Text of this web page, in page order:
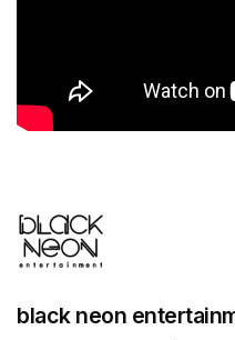
black neon